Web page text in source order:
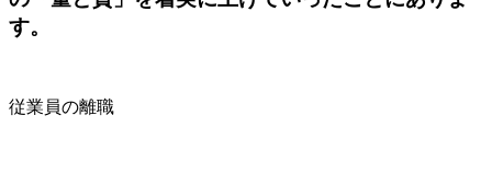
す。
従業員の離職